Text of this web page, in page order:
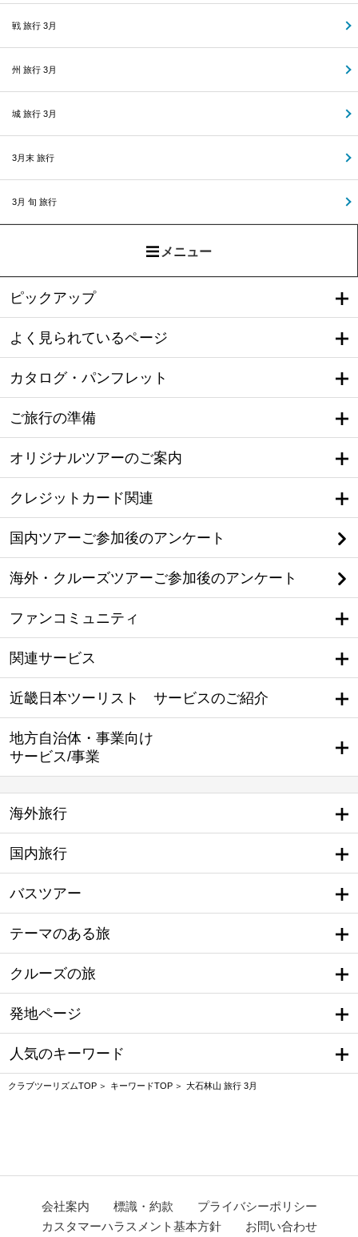
戦 旅行 3月
州 旅行 3月
城 旅行 3月
3月末 旅行
3月 旬 旅行
メニュー
ピックアップ
よく見られているページ
カタログ・パンフレット
ご旅行の準備
オリジナルツアーのご案内
クレジットカード関連
国内ツアーご参加後のアンケート
海外・クルーズツアーご参加後のアンケート
ファンコミュニティ
関連サービス
近畿日本ツーリスト サービスのご紹介
地方自治体・事業向け
サービス/事業
海外旅行
国内旅行
バスツアー
テーマのある旅
クルーズの旅
発地ページ
人気のキーワード
クラブツーリズムTOP キーワードTOP 大石林山 旅行 3月
会社案内 標識・約款
プライバシーポリシー
カスタマーハラスメント基本方針
お問い合わせ